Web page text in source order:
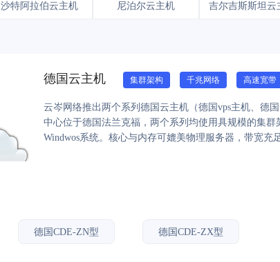
沙特阿拉伯云主机 尼泊尔云主机 吉尔吉斯斯坦云
德国云主机 集群架构 千兆网络 高速宽带
云岑网络推出两个系列德国云主机（德国vps主机、德
中心位于德国法兰克福，两个系列均使用具规模的集群
Windwos系统。核心与内存可媲美物理服务器，带宽
德国CDE-ZN型 德国CDE-ZX型